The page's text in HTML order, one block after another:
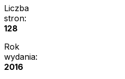
Liczba
stron:
128
Rok
wydania:
2016